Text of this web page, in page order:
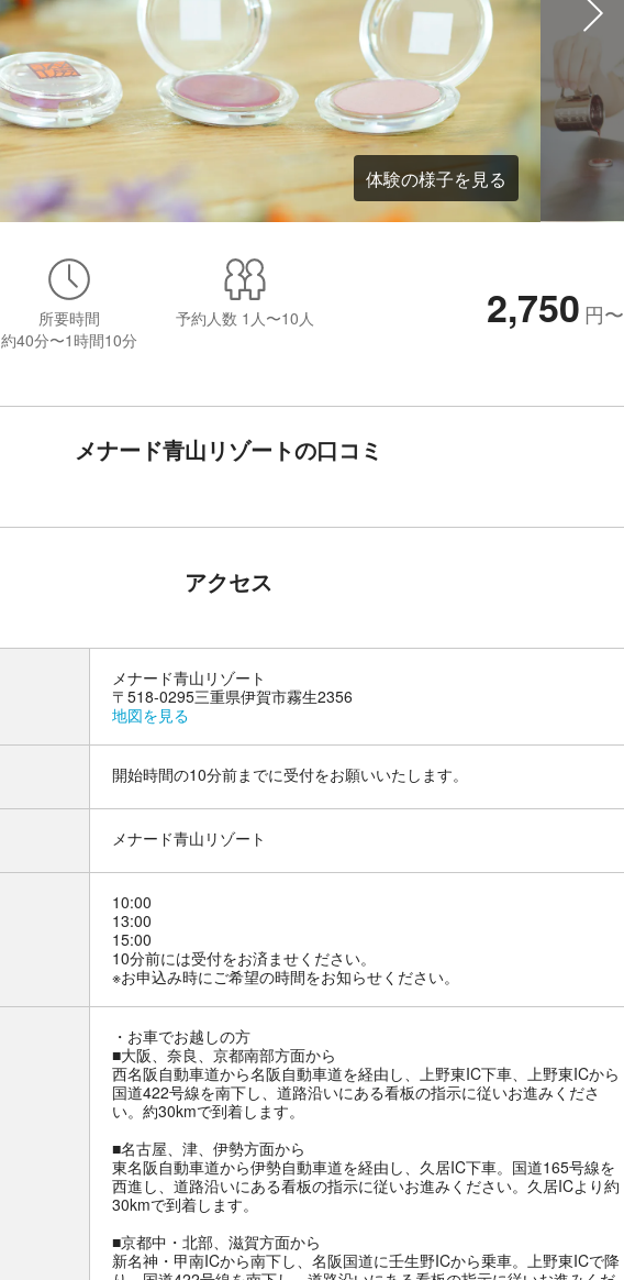
体験の様子を見る
所要時間
約40分〜1時間10分
予約人数 1人〜10人 2,750 円〜
メナード青山リゾートの口コミ
アクセス
メナード青山リゾート
〒518-0295三重県伊賀市霧生2356
地図を見る
開始時間の10分前までに受付をお願いいたします。
メナード青山リゾート
10:00
13:00
15:00
10分前には受付をお済ませください。
※お申込み時にご希望の時間をお知らせください。
お車でお越しの方
■大阪、奈良、京都南部方面から
西名阪自動車道から名阪自動車道を経由し、上野東IC下車、上野東ICから
国道422号線を南下し、道路沿いにある看板の指示に従いお進みくださ
い。約30kmで到着します。
■名古屋、津、伊勢方面から
東名阪自動車道から伊勢自動車道を経由し、久居IC下車。国道165号線を
西進し、道路沿いにある看板の指示に従いお進みください。久居ICより約
30kmで到着します。
■京都中・北部、滋賀方面から
新名神・甲南ICから南下し、名阪国道に壬生野ICから乗車。上野東ICで降